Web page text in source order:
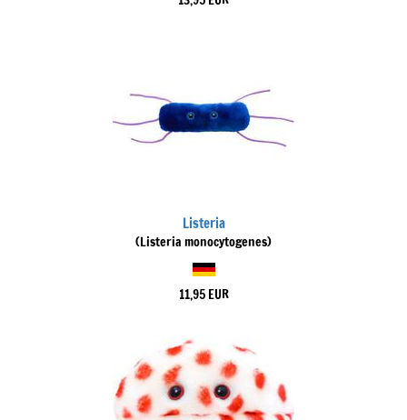
Listeria
(Listeria monocytogenes)
11,95 EUR